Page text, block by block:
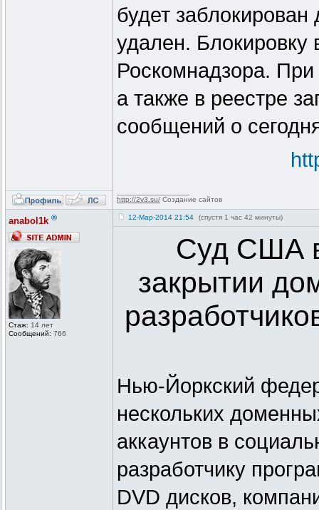
будет
удален. Блокировку
Роскомнадзора.
а также в реестре
сообщений о
http://2v3.su/ Создание сайтов
anabol1k ®
Стаж: 14 лет
Сообщений: 766
12-Мар-2014 21:54 (спустя 1 час 42 минуты)
Суд США
закрытии
Нью-Йоркский
нескольких
аккаунтов в
разработчику
DVD дисков,